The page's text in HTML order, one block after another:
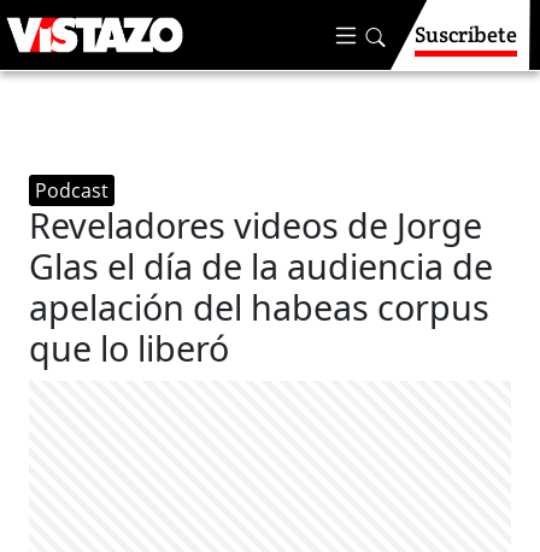
Suscríbete
Podcast
Reveladores videos de Jorge
Glas el día de la audiencia de
apelación del habeas corpus
que lo liberó